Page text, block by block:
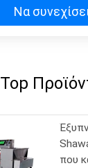
Να
Top
που